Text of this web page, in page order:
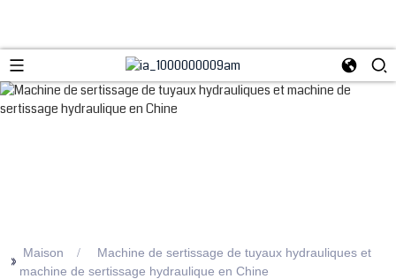
>> Maison
Machine de sertissage de tuyaux hydrauliques et
machine de sertissage hydraulique en Chine